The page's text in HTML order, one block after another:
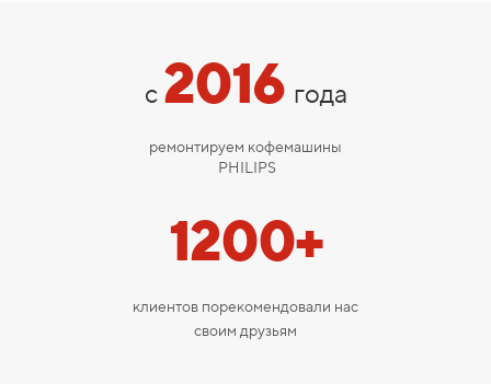
с 2016 года
ремонтируем кофемашины
PHILIPS
1200+
клиентов порекомендовали нас
своим друзьям